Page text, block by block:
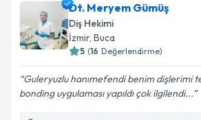
Dt. Meryem Gümüş
Diş Hekimi
İzmir, Buca
5 (16 Değerlendirme)
Guleryuzlu hanımefendi benim dişlerimi
bonding uygulaması yapıldı çok ilgilendi...